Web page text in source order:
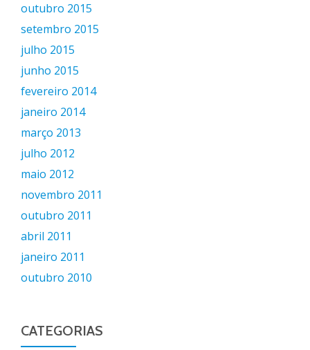
outubro 2015
setembro 2015
julho 2015
junho 2015
fevereiro 2014
janeiro 2014
março 2013
julho 2012
maio 2012
novembro 2011
outubro 2011
abril 2011
janeiro 2011
outubro 2010
CATEGORIAS